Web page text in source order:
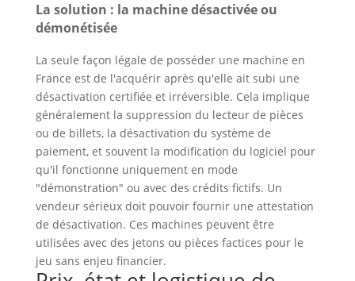
La solution : la machine désactivée ou
démonétisée
La seule façon légale de posséder une machine en
France est de l'acquérir après qu'elle ait subi une
désactivation certifiée et irréversible. Cela implique
généralement la suppression du lecteur de pièces
ou de billets, la désactivation du système de
paiement, et souvent la modification du logiciel pour
qu'il fonctionne uniquement en mode
"démonstration" ou avec des crédits fictifs. Un
vendeur sérieux doit pouvoir fournir une attestation
de désactivation. Ces machines peuvent être
utilisées avec des jetons ou pièces factices pour le
jeu sans enjeu financier.